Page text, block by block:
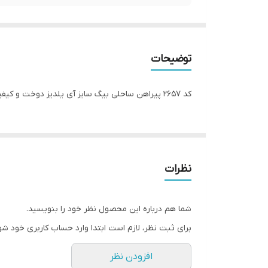
توضیحات
کد 2657 پیراهن ساحلی بیگ سایز آی یلدیز دوخت و کیفیت تضمینی تنخور عالی فری سایز مناسب 44 تا 54 جنس کرپ حریر فرانسه اعلا رنگ : خردلی ارسال 10 روز پس از ثبت
نظرات
شما هم درباره این محصول نظر خود را بنویسید.
برای ثبت نظر، لازم است ابتدا وارد حساب کاربری خود
افزودن نظر